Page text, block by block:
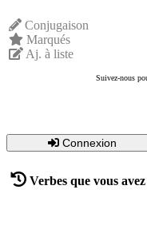
Conjugaison
Marqués
Aj. à liste
Suivez-nous
Connexion
Verbes que vous